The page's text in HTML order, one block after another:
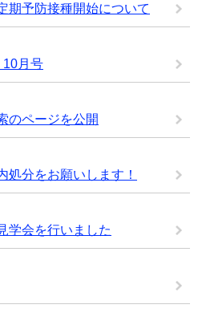
期予防接種開始について
月号
のページを公開
処分をお願いします！
学会を行いました